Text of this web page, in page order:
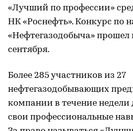
«Лучший по профессии»
НК «Роснефть». Конкурс по
«Нефтегазодобыча» прошел
сентября.
Более 285 участников из 27
нефтегазодобывающих
компании в течение
свои профессиональные